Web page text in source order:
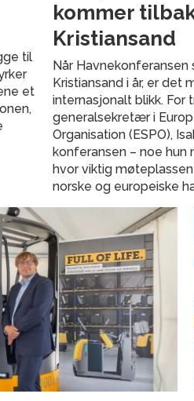
til
et
kommer
Kristiansand
Når Havnekonferansen
Kristiansand i år, er det
internasjonalt blikk. For
generalsekretær i
Organisation (ESPO),
konferansen – noe hun
hvor viktig
norske og europeiske